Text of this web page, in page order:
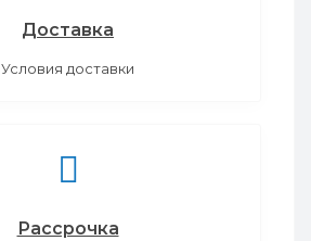
Доставка
Условия доставки
Рассрочка